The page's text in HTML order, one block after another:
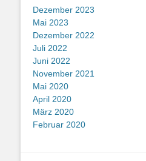
Dezember 2023
Mai 2023
Dezember 2022
Juli 2022
Juni 2022
November 2021
Mai 2020
April 2020
März 2020
Februar 2020